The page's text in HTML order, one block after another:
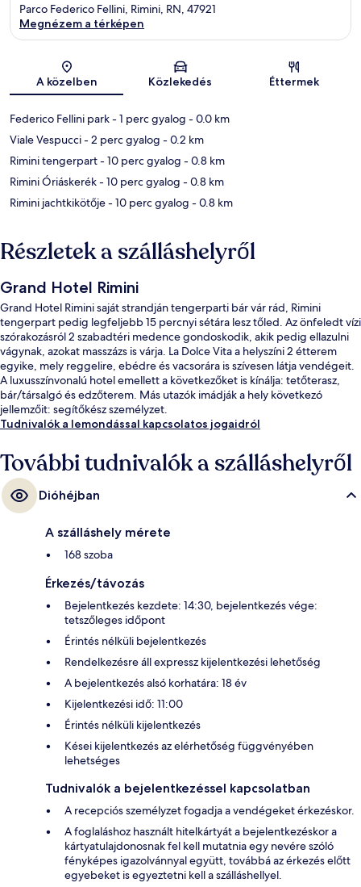
Térkép
Parco Federico Fellini, Rimini, RN, 47921
Megnézem a térképen
A közelben Közlekedés Éttermek
Federico Fellini park- 1 perc gyalog - 0.0 km
Viale Vespucci- 2 perc gyalog - 0.2 km
Rimini tengerpart- 10 perc gyalog - 0.8 km
Rimini Óriáskerék- 10 perc gyalog - 0.8 km
Rimini jachtkikötője- 10 perc gyalog - 0.8 km
Részletek a szálláshelyről
Grand Hotel Rimini
Grand Hotel Rimini saját strandján tengerparti bár vár rád, Rimini
tengerpart pedig legfeljebb 15 percnyi sétára lesz tőled. Az önfeledt vízi
szórakozásról 2 szabadtéri medence gondoskodik, akik pedig ellazulni
vágynak, azokat masszázs is várja. La Dolce Vita a helyszíni 2 étterem
egyike, mely reggelire, ebédre és vacsorára is szívesen látja vendégeit.
A luxusszínvonalú hotel emellett a következőket is kínálja: tetőterasz,
bár/társalgó és edzőterem. Más utazók imádják a hely következó
jellemzőit: segítőkész személyzet.
Tudnivalók a lemondással kapcsolatos jogaidról
További tudnivalók a szálláshelyről
Dióhéjban
A szálláshely mérete
168 szoba
Érkezés/távozás
Bejelentkezés kezdete: 14:30, bejelentkezés vége:
tetszőleges időpont
Érintés nélküli bejelentkezés
Rendelkezésre áll expressz kijelentkezési lehetőség
A bejelentkezés alsó korhatára: 18 év
Kijelentkezési idő: 11:00
Érintés nélküli kijelentkezés
Kései kijelentkezés az elérhetőség függvényében
lehetséges
Tudnivalók a bejelentkezéssel kapcsolatban
A recepciós személyzet fogadja a vendégeket érkezéskor.
A foglaláshoz használt hitelkártyát a bejelentkezéskor a
kártyatulajdonosnak fel kell mutatnia egy nevére szóló
fényképes igazolvánnyal együtt, továbbá az érkezés előtt
egyebeket is egyeztetni kell a szálláshellyel.